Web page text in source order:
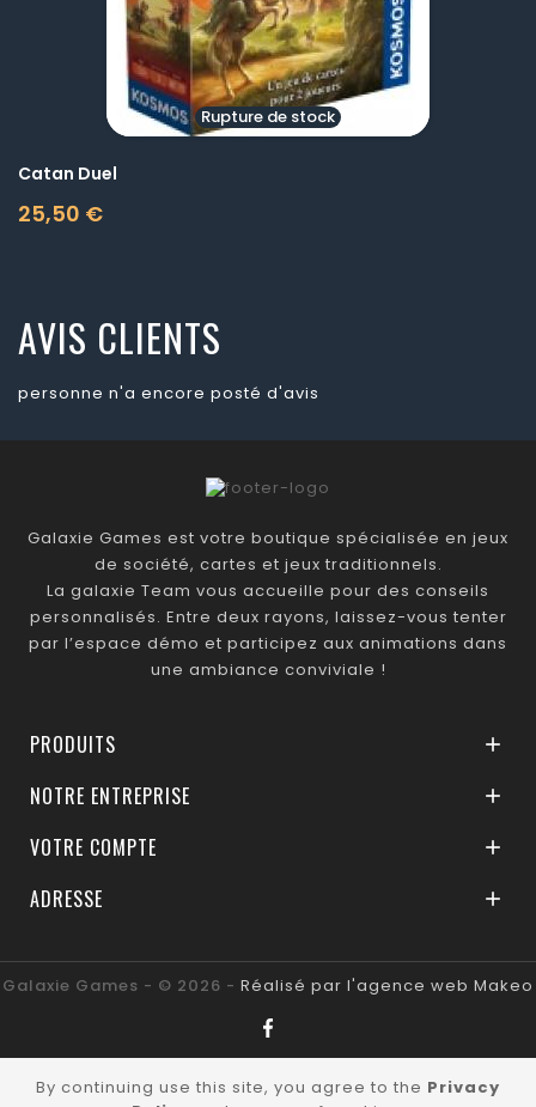
Rupture de stock
Catan Duel
25,50 €
Prix
AVIS CLIENTS
personne n'a encore posté d'avis
Galaxie Games est votre boutique spécialisée en jeux
de société, cartes et jeux traditionnels.
La galaxie Team vous accueille pour des conseils
personnalisés. Entre deux rayons, laissez-vous tenter
par l’espace démo et participez aux animations dans
une ambiance conviviale !
PRODUITS 
NOTRE ENTREPRISE 
VOTRE COMPTE 
ADRESSE 
Galaxie Games - © 2026 - Réalisé par l'agence web Makeo
By continuing use this site, you agree to the Privacy